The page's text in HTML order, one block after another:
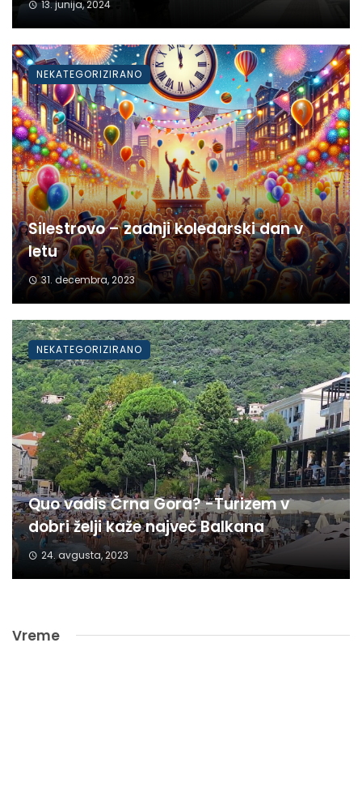
13. junija, 2024
Silestrovo – zadnji koledarski dan v
letu
31. decembra, 2023
NEKATEGORIZIRANO
Quo vadis Črna Gora? -Turizem v
dobri želji kaže največ Balkana
24. avgusta, 2023
NEKATEGORIZIRANO
Vreme